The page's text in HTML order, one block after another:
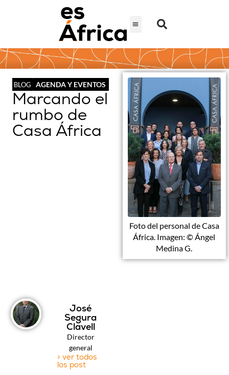
BLOG AGENDA Y EVENTOS
Marcando el
rumbo de
Casa África
Foto del personal de Casa
África. Imagen: © Ángel
Medina G.
José
Segura
Clavell
Director
general
> ver todos
los post